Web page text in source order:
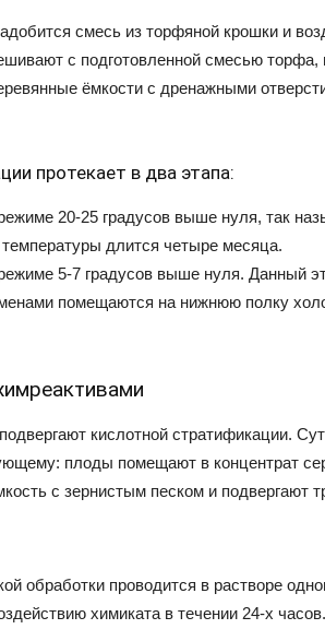
смесь из торфяной крошки и
с подготовленной смесью торфа,
ёмкости с дренажными
протекает в два этапа:
20-25 градусов выше нуля, так
длится четыре месяца.
5-7 градусов выше нуля. Данный
помещаются на нижнюю полку
кислотной стратификации.
плоды помещают в концентрат
с зернистым песком и подвергают
обработки проводится в растворе
химиката в течении 24-х часов.